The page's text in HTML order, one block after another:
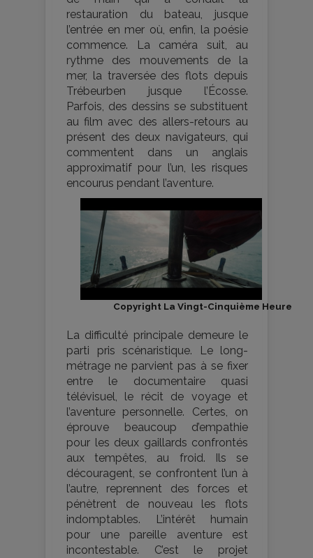
restauration du bateau, jusque
l’entrée en mer où, enfin, la poésie
commence. La caméra suit, au
rythme des mouvements de la
mer, la traversée des flots depuis
Trébeurben jusque l’Écosse.
Parfois, des dessins se substituent
au film avec des allers-retours au
présent des deux navigateurs, qui
commentent dans un anglais
approximatif pour l’un, les risques
encourus pendant l’aventure.
Copyright La Vingt-Cinquième Heure
La difficulté principale demeure le
parti pris scénaristique. Le long-
métrage ne parvient pas à se fixer
entre le documentaire quasi
télévisuel, le récit de voyage et
l’aventure personnelle. Certes, on
éprouve beaucoup d’empathie
pour les deux gaillards confrontés
aux tempêtes, au froid. Ils se
découragent, se confrontent l’un à
l’autre, reprennent des forces et
pénètrent de nouveau les flots
indomptables. L’intérêt humain
pour une pareille aventure est
incontestable. C’est le projet